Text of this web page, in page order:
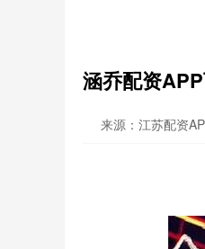
涵乔配资
来源：江苏配资